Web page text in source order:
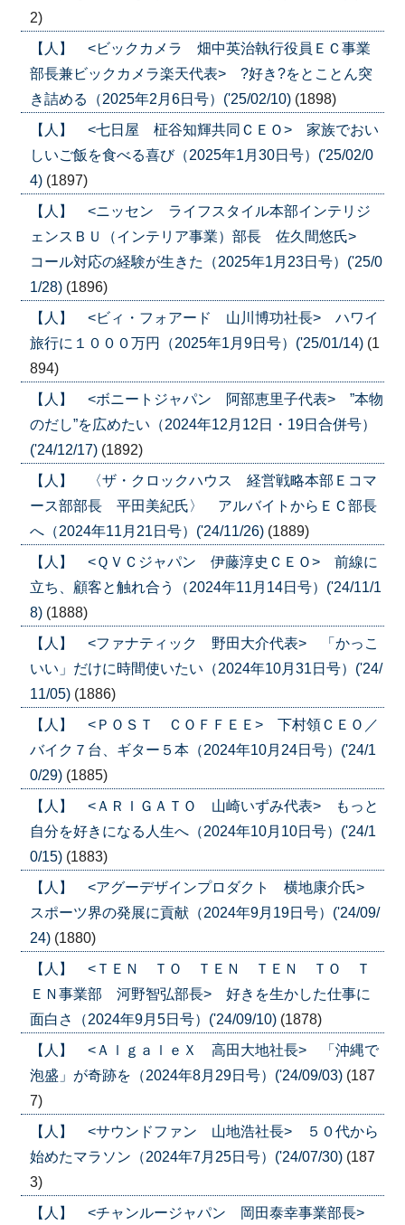
2)
【人】 <ビックカメラ 畑中英治執行役員ＥＣ事業
部長兼ビックカメラ楽天代表> ?好き?をとことん突
き詰める（2025年2月6日号）('25/02/10) (1898)
【人】 <七日屋 柾谷知輝共同ＣＥＯ> 家族でおい
しいご飯を食べる喜び（2025年1月30日号）('25/02/0
4) (1897)
【人】 <ニッセン ライフスタイル本部インテリジ
ェンスＢＵ（インテリア事業）部長 佐久間悠氏>
コール対応の経験が生きた（2025年1月23日号）('25/0
1/28) (1896)
【人】 <ビィ・フォアード 山川博功社長> ハワイ
旅行に１０００万円（2025年1月9日号）('25/01/14) (1
894)
【人】 <ボニートジャパン 阿部恵里子代表> ”本物
のだし”を広めたい（2024年12月12日・19日合併号）
('24/12/17) (1892)
【人】 〈ザ・クロックハウス 経営戦略本部Ｅコマ
ース部部長 平田美紀氏〉 アルバイトからＥＣ部長
へ（2024年11月21日号）('24/11/26) (1889)
【人】 <ＱＶＣジャパン 伊藤淳史ＣＥＯ> 前線に
立ち、顧客と触れ合う（2024年11月14日号）('24/11/1
8) (1888)
【人】 <ファナティック 野田大介代表> 「かっこ
いい」だけに時間使いたい（2024年10月31日号）('24/
11/05) (1886)
【人】 <ＰＯＳＴ ＣＯＦＦＥＥ> 下村領ＣＥＯ／
バイク７台、ギター５本（2024年10月24日号）('24/1
0/29) (1885)
【人】 <ＡＲＩＧＡＴＯ 山崎いずみ代表> もっと
自分を好きになる人生へ（2024年10月10日号）('24/1
0/15) (1883)
【人】 <アグーデザインプロダクト 横地康介氏>
スポーツ界の発展に貢献（2024年9月19日号）('24/09/
24) (1880)
【人】 <ＴＥＮ ＴＯ ＴＥＮ ＴＥＮ ＴＯ Ｔ
ＥＮ事業部 河野智弘部長> 好きを生かした仕事に
面白さ（2024年9月5日号）('24/09/10) (1878)
【人】 <ＡｌｇａｌｅＸ 高田大地社長> 「沖縄で
泡盛」が奇跡を（2024年8月29日号）('24/09/03) (187
7)
【人】 <サウンドファン 山地浩社長> ５０代から
始めたマラソン（2024年7月25日号）('24/07/30) (187
3)
【人】 <チャンルージャパン 岡田泰幸事業部長>